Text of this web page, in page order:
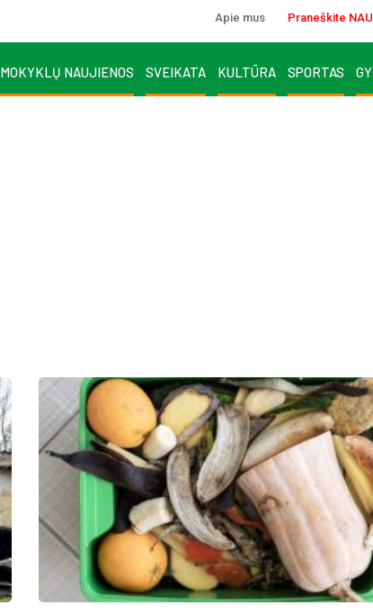
Apie mus Praneškite
MOKYKLŲ NAUJIENOS SVEIKATA KULTŪRA SPORTAS